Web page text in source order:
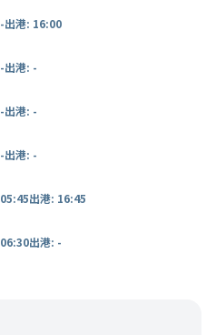
-出港: 16:00
-出港: -
-出港: -
-出港: -
05:45出港: 16:45
06:30出港: -